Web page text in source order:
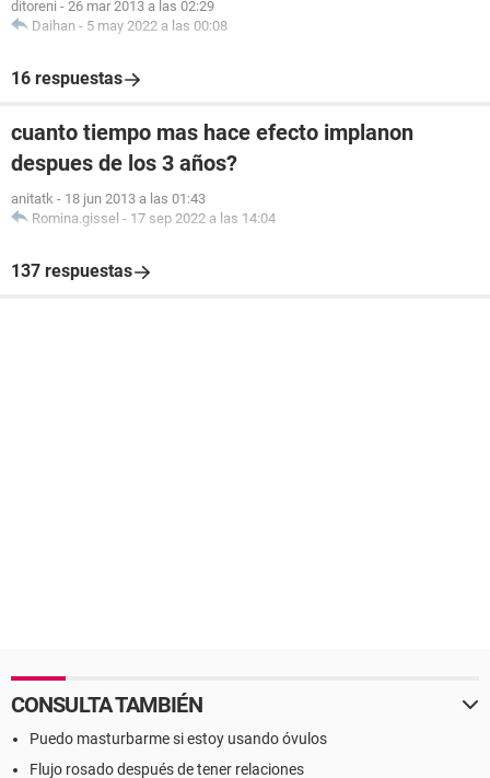
ditoreni - 26 mar 2013 a las 02:29
Daihan - 5 may 2022 a las 00:08
16 respuestas
cuanto tiempo mas hace efecto implanon
despues de los 3 años?
anitatk - 18 jun 2013 a las 01:43
Romina.gissel - 17 sep 2022 a las 14:04
137 respuestas
CONSULTA TAMBIÉN
Puedo masturbarme si estoy usando óvulos
Flujo rosado después de tener relaciones